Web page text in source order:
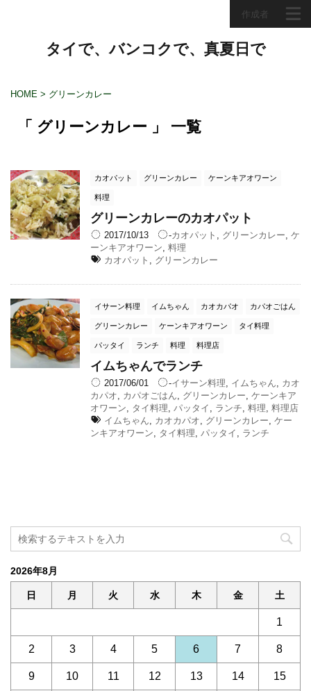
作成者
タイで、バンコクで、真夏日で
HOME > グリーンカレー
「 グリーンカレー 」 一覧
カオパット グリーンカレー ケーンキアオワーン
料理
グリーンカレーのカオパット
2017/10/13 -カオパット グリーンカレー ケ
ーンキアオワーン 料理
カオパット
グリーンカレー
イサーン料理 イムちゃん カオカパオ カパオごはん
グリーンカレー ケーンキアオワーン タイ料理
パッタイ ランチ 料理 料理店
イムちゃんでランチ
2017/06/01 -イサーン料理 イムちゃん
カオ
カパオ
カパオごはん グリーンカレー ケーンキア
オワーン
タイ料理 パッタイ ランチ 料理 料理店
イムちゃん
カオカパオ グリーンカレー ,ケー
ンキアオワーン
タイ料理 パッタイ ランチ
2026年8月
日 月 火 水 木 金 土
1
2 3 4 5 6 7 8
9 10 11 12 13 14 15